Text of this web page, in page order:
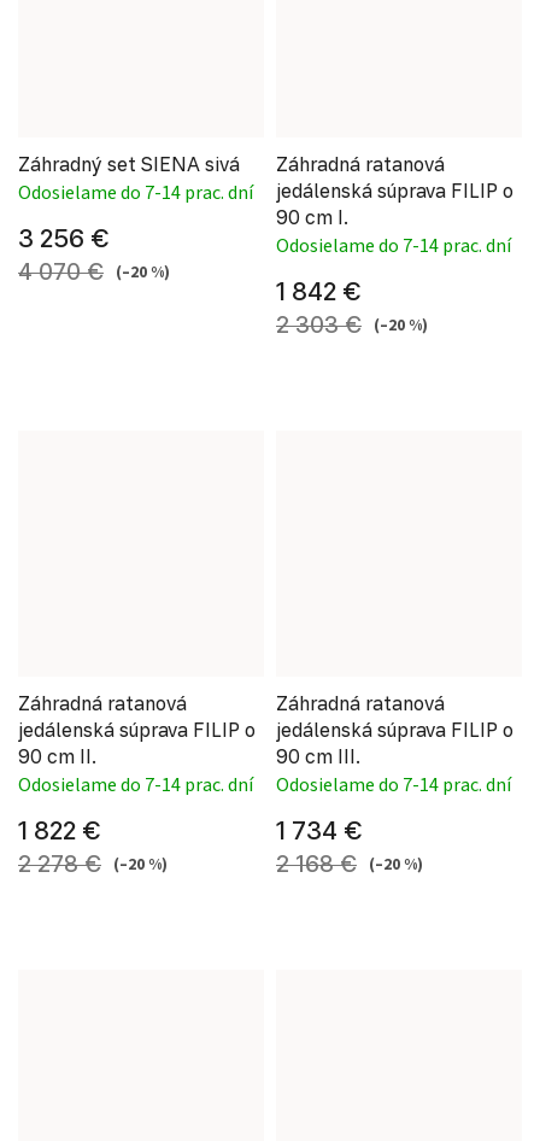
Záhradný set SIENA sivá
Odosielame do 7-14 prac. dní
3 256 €
4 070 € (–20 %)
Záhradná ratanová
jedálenská súprava FILIP o
90 cm I.
Odosielame do 7-14 prac. dní
1 842 €
2 303 € (–20 %)
Záhradná ratanová
jedálenská súprava FILIP o
90 cm II.
Odosielame do 7-14 prac. dní
1 822 €
2 278 € (–20 %)
Záhradná ratanová
jedálenská súprava FILIP o
90 cm III.
Odosielame do 7-14 prac. dní
1 734 €
2 168 € (–20 %)